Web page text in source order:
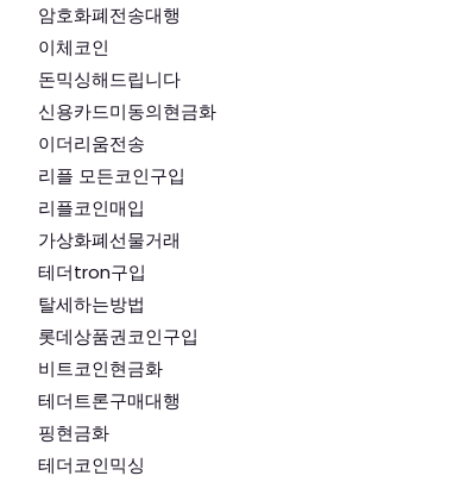
암호화폐전송대행
이체코인
돈믹싱해드립니다
신용카드미동의현금화
이더리움전송
리플 모든코인구입
리플코인매입
가상화폐선물거래
테더tron구입
탈세하는방법
롯데상품권코인구입
비트코인현금화
테더트론구매대행
핑현금화
테더코인믹싱